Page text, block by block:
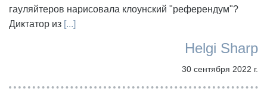
гауляйтеров нарисовала клоунский "референдум"?
Диктатор из [...]
Helgi Sharp
30 сентября 2022 г.